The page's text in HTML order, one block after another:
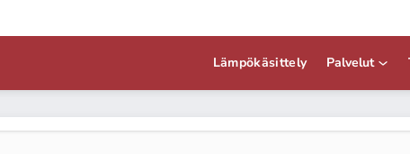
Lämpökäsittely Palvelut